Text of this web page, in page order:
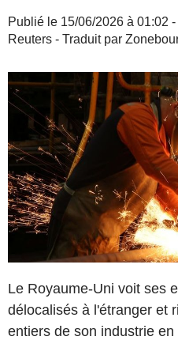
Publié le 15/06/2026 à 01:02
Reuters - Traduit par
Le Royaume-Uni voit ses
délocalisés à l'étranger et
entiers de son industrie